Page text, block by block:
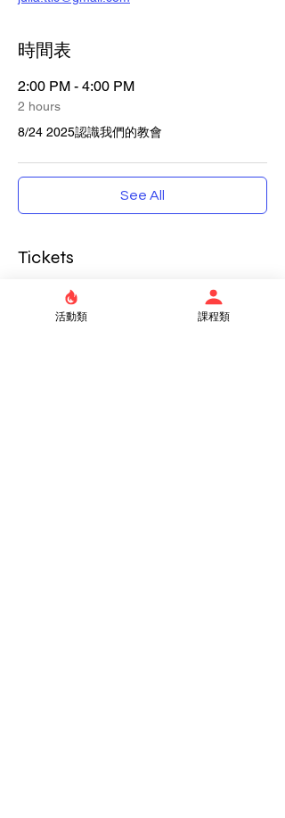
時間表
2:00 PM - 4:00 PM
2 hours
8/24 2025認識我們的教會
See All
Tickets
Sale ended
活動類 課程類